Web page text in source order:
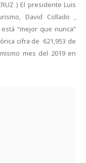
) El presidente Luis
David Collado ,
“mejor que nunca”
cifra de 621,953 de
mes del 2019 en